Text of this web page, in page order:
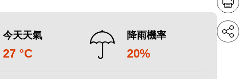
今天天氣
27 °C
降雨機率
20%